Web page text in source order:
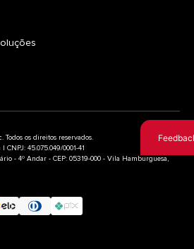
os direitos reservados.
45.075.049/0001-41
- 4º Andar - CEP: 05319-000 - Vila Hamburguesa,